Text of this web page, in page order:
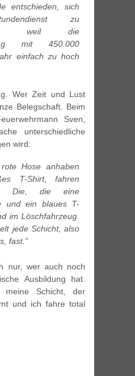
entschieden, sich
zu
weil die
mit 450.000
einfach zu hoch
Wer Zeit und Lust
Belegschaft. Beim
Sven,
unterschiedliche
wird:
Hose anhaben
T-Shirt, fahren
Die, die eine
und ein blaues T-
im Löschfahrzeug.
jede Schicht, also
fast.”
nur, wer auch noch
Ausbildung hat.
Schicht, der
und ich fahre total